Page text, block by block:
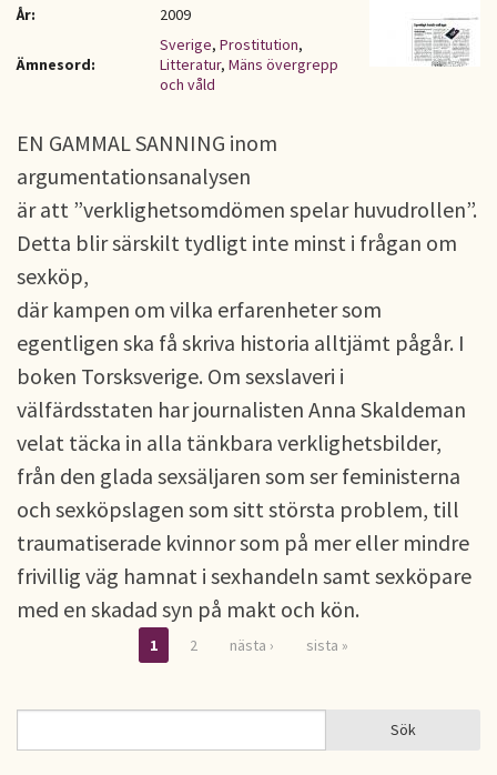
År:
2009
Ämnesord:
Sverige, Prostitution,
Litteratur, Mäns övergrepp
och våld
EN GAMMAL SANNING inom
argumentationsanalysen
är att ”verklighetsomdömen spelar huvudrollen”.
Detta blir särskilt tydligt inte minst i frågan om
sexköp,
där kampen om vilka erfarenheter som
egentligen ska få skriva historia alltjämt pågår. I
boken Torsksverige. Om sexslaveri i
välfärdsstaten har journalisten Anna Skaldeman
velat täcka in alla tänkbara verklighetsbilder,
från den glada sexsäljaren som ser feministerna
och sexköpslagen som sitt största problem, till
traumatiserade kvinnor som på mer eller mindre
frivillig väg hamnat i sexhandeln samt sexköpare
med en skadad syn på makt och kön.
Sidor
1 2 nästa › sista »
SÖKFORMULÄR Sök